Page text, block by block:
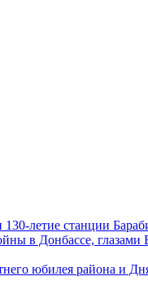
130-летие станции
в Донбассе, глазами
юбилея района и